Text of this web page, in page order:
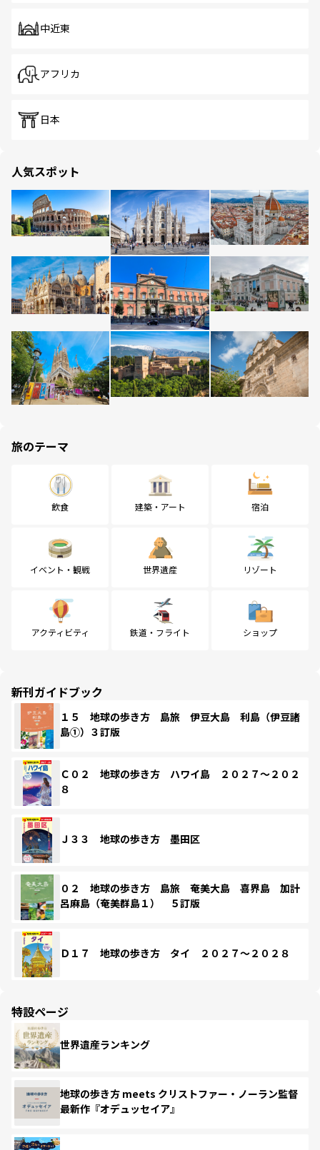
中近東
アフリカ
日本
人気スポット
旅のテーマ
飲食 建築・アート 宿泊
イベント・観戦 世界遺産 リゾート
アクティビティ 鉄道・フライト ショップ
新刊ガイドブック
１５ 地球の歩き方 島旅 伊豆大島 利島（伊豆諸
島①）３訂版
Ｃ０２ 地球の歩き方 ハワイ島 ２０２７～２０２
８
Ｊ３３ 地球の歩き方 墨田区
０２ 地球の歩き方 島旅 奄美大島 喜界島 加計
呂麻島（奄美群島１） ５訂版
Ｄ１７ 地球の歩き方 タイ ２０２７～２０２８
特設ページ
世界遺産ランキング
地球の歩き方 meets クリストファー・ノーラン監督
最新作『オデュッセイア』